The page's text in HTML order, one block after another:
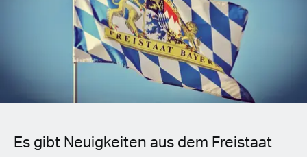
Spanish (Latin America)
German
Czech
Es gibt Neuigkeiten aus dem Freistaat